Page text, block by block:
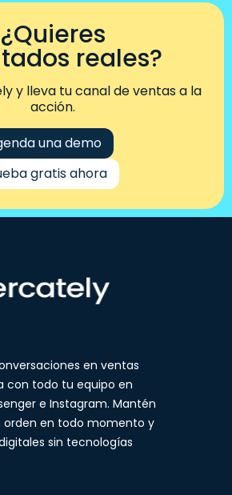
¿Quieres
reales?
y lleva tu canal de ventas a la
acción.
una demo
gratis ahora
en ventas
con todo tu equipo en
e Instagram. Mantén
orden en todo momento y
sin tecnologías